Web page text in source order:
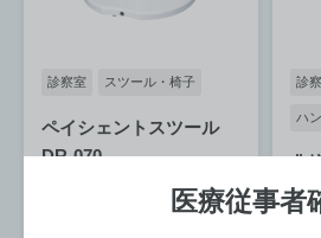
医療従事者
診察室 スツール・椅子
ペイシェントスツール
DR-070
メーカー：タカラベルモント
診
ハ
非
ノ